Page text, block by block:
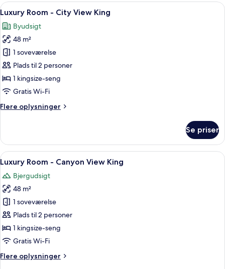
Queen
Indlæs
alle
billeder
af
Luxury
Room
-
City
King
Et rummeligt hotelværelse med en
7
Luxury Room - City View King
Byudsigt
48 m²
1 soveværelse
Plads til 2 personer
1 kingsize-seng
Gratis Wi-Fi
Flere oplysninger
Flere
Room
City
King
Se priser
Indlæs
alle
billeder
af
Luxury
Room
-
Canyon
King
Et rummeligt hotelværelse med en
8
Luxury Room - Canyon View King
Bjergudsigt
48 m²
1 soveværelse
Plads til 2 personer
1 kingsize-seng
Gratis Wi-Fi
Flere oplysninger
Flere